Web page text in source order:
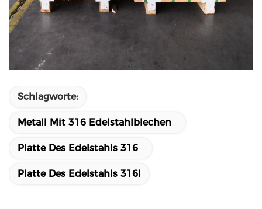
Schlagworte:
Metall Mit 316 Edelstahlblechen
Platte Des Edelstahls 316
Platte Des Edelstahls 316l